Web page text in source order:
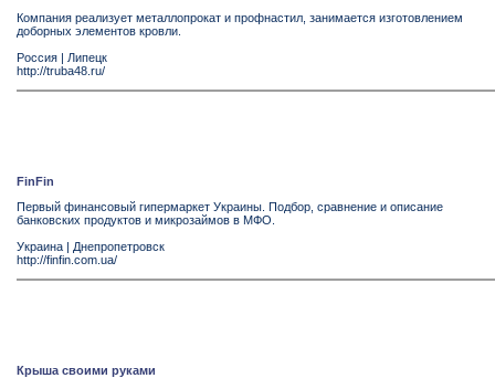
Компания реализует металлопрокат и профнастил, занимается изготовлением
доборных элементов кровли.
Россия | Липецк
http://truba48.ru/
FinFin
Первый финансовый гипермаркет Украины. Подбор, сравнение и описание
банковских продуктов и микрозаймов в МФО.
Украина | Днепропетровск
http://finfin.com.ua/
Крыша своими руками